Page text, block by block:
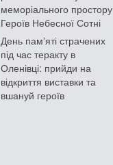
меморіального простору
Героїв Небесної Сотні
День памʼяті страчених
під час теракту в
Оленівці: прийди на
відкриття виставки та
вшануй героїв